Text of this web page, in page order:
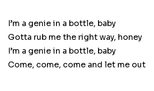
I’m a genie in a bottle, baby
Gotta rub me the right way, honey
I’m a genie in a bottle, baby
Come, come, come and let me out